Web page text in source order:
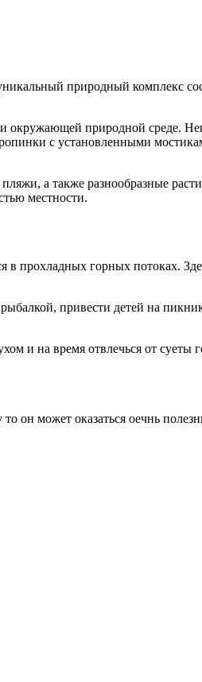
природный комплекс
окружающей природной среде.
с установленными
а также разнообразные
местности.
прохладных горных потоках.
привести детей на
и на время отвлечься от
он может оказаться оечнь